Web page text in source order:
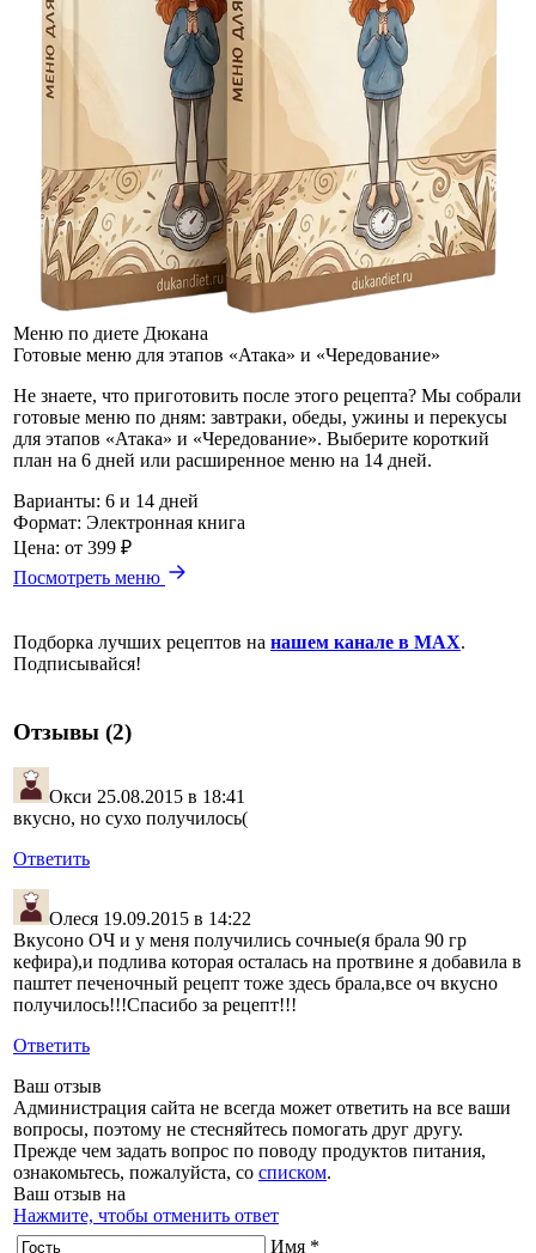
Меню по диете Дюкана
Готовые меню для этапов «Атака» и «Чередование»
Не знаете, что приготовить после этого рецепта? Мы собрали
готовые меню по дням: завтраки, обеды, ужины и перекусы
для этапов «Атака» и «Чередование». Выберите короткий
план на 6 дней или расширенное меню на 14 дней.
Варианты: 6 и 14 дней
Формат: Электронная книга
Цена: от 399 ₽
Посмотреть меню
Подборка лучших рецептов на нашем канале в MAX.
Подписывайся!
Отзывы (2)
Окси 25.08.2015 в 18:41
вкусно, но сухо получилось(
Ответить
Олеся 19.09.2015 в 14:22
Вкусоно ОЧ и у меня получились сочные(я брала 90 гр
кефира),и подлива которая осталась на протвине я добавила в
паштет печеночный рецепт тоже здесь брала,все оч вкусно
получилось!!!Спасибо за рецепт!!!
Ответить
Ваш отзыв
Администрация сайта не всегда может ответить на все ваши
вопросы, поэтому не стесняйтесь помогать друг другу.
Прежде чем задать вопрос по поводу продуктов питания,
ознакомьтесь, пожалуйста, со списком.
Ваш отзыв на
Нажмите, чтобы отменить ответ
Имя *